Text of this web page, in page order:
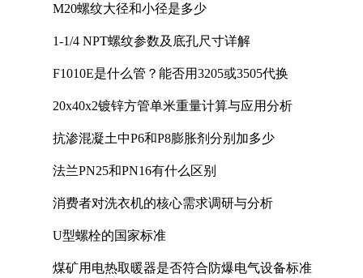
M20螺纹大径和小径是多少
1-1/4 NPT螺纹参数及底孔尺寸详解
F1010E是什么管？能否用3205或3505代换
20x40x2镀锌方管单米重量计算与应用分析
抗渗混凝土中P6和P8膨胀剂分别加多少
法兰PN25和PN16有什么区别
消费者对洗衣机的核心需求调研与分析
U型螺栓的国家标准
煤矿用电热取暖器是否符合防爆电气设备标准